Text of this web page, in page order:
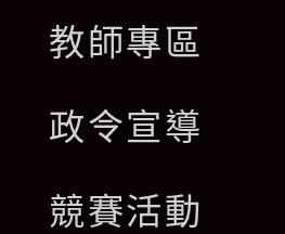
教師專區
政令宣導
競賽活動